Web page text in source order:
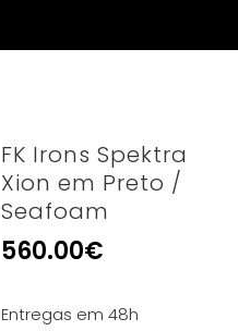
FK Irons Spektra
Xion em Preto /
Seafoam
560.00€
Entregas em 48h